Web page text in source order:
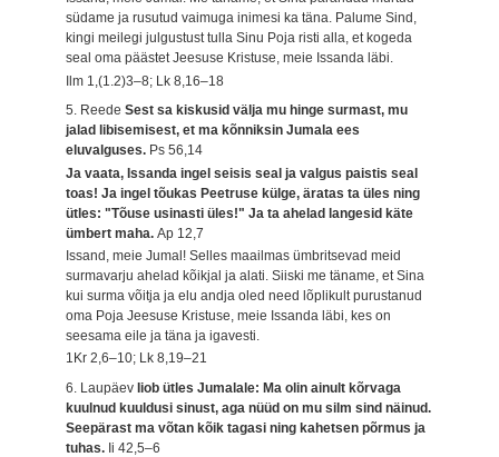
südame ja rusutud vaimuga inimesi ka täna. Palume Sind,
kingi meilegi julgustust tulla Sinu Poja risti alla, et kogeda
seal oma päästet Jeesuse Kristuse, meie Issanda läbi.
Ilm 1,(1.2)3–8; Lk 8,16–18
5. ReedeSest sa kiskusid välja mu hinge surmast, mu
jalad libisemisest, et ma kõnniksin Jumala ees
eluvalguses. Ps 56,14
Ja vaata, Issanda ingel seisis seal ja valgus paistis seal
toas! Ja ingel tõukas Peetruse külge, äratas ta üles ning
ütles: "Tõuse usinasti üles!" Ja ta ahelad langesid käte
ümbert maha.Ap 12,7
Issand, meie Jumal! Selles maailmas ümbritsevad meid
surmavarju ahelad kõikjal ja alati. Siiski me täname, et Sina
kui surma võitja ja elu andja oled need lõplikult purustanud
oma Poja Jeesuse Kristuse, meie Issanda läbi, kes on
seesama eile ja täna ja igavesti.
1Kr 2,6–10; Lk 8,19–21
6. LaupäevIiob ütles Jumalale: Ma olin ainult kõrvaga
kuulnud kuuldusi sinust, aga nüüd on mu silm sind näinud.
Seepärast ma võtan kõik tagasi ning kahetsen põrmus ja
tuhas. Ii 42,5–6